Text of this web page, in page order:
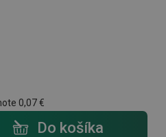
0,07 €
Do košíka